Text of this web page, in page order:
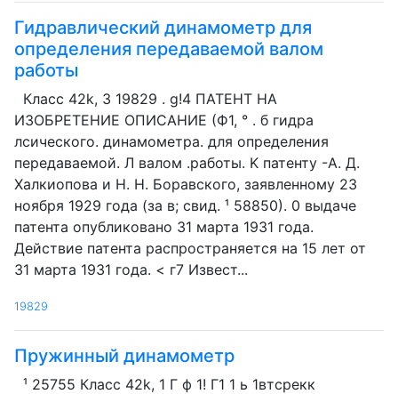
Гидравлический динамометр для
определения передаваемой валом
работы
Класс 42k, 3 19829 . g!4 ПАТЕНТ НА
ИЗОБРЕТЕНИЕ ОПИСАНИЕ (Ф1, ° . б гидра
лсического. динамометра. для определения
передаваемой. Л валом .работы. K патенту -А. Д.
Халкиопова и Н. Н. Боравского, заявленному 23
ноября 1929 года (за в; свид. ¹ 58850). 0 выдаче
патента опубликовано 31 марта 1931 года.
Действие патента распространяется на 15 лет от
31 марта 1931 года. < г7 Извест...
19829
Пружинный динамометр
¹ 25755 Класс 42k, 1 Г ф 1! Г1 1 ь 1втсрекк